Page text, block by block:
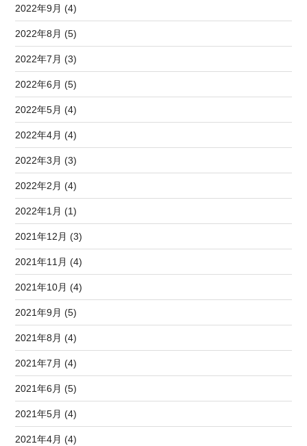
2022年9月 (4)
2022年8月 (5)
2022年7月 (3)
2022年6月 (5)
2022年5月 (4)
2022年4月 (4)
2022年3月 (3)
2022年2月 (4)
2022年1月 (1)
2021年12月 (3)
2021年11月 (4)
2021年10月 (4)
2021年9月 (5)
2021年8月 (4)
2021年7月 (4)
2021年6月 (5)
2021年5月 (4)
2021年4月 (4)